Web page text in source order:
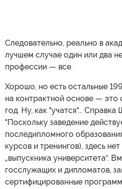
Следовательно, реально в
лучшем случае один или два
профессии — все.
Хорошо, но есть остальные
на контрактной основе — это
год. Ну, как "учатся"...
"Поскольку заведение
последипломного
курсов и тренингов), здесь
„выпускника университета“.
госслужащих и дипломатов,
сертифицированные